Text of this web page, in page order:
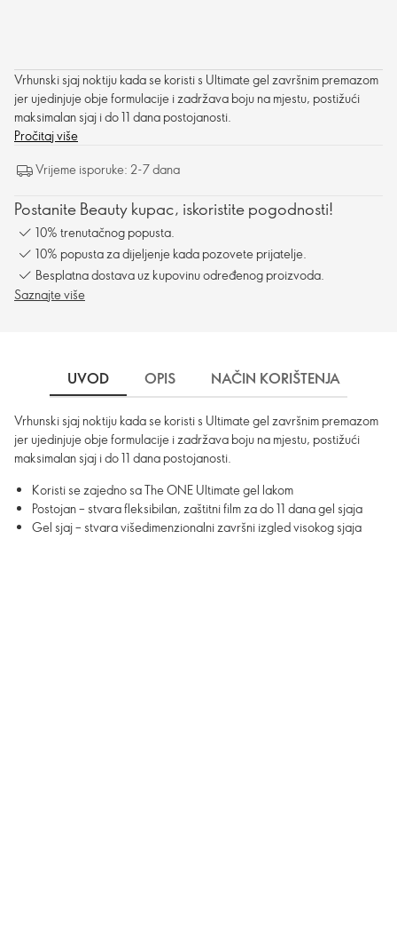
Vrhunski sjaj noktiju kada se koristi s Ultimate gel završnim premazom
jer ujedinjuje obje formulacije i zadržava boju na mjestu, postižući
maksimalan sjaj i do 11 dana postojanosti.
Pročitaj više
Vrijeme isporuke: 2-7 dana
Postanite Beauty kupac, iskoristite pogodnosti!
10% trenutačnog popusta.
10% popusta za dijeljenje kada pozovete prijatelje.
Besplatna dostava uz kupovinu određenog proizvoda.
Saznajte više
UVOD OPIS NAČIN KORIŠTENJA
Vrhunski sjaj noktiju kada se koristi s Ultimate gel završnim premazom
jer ujedinjuje obje formulacije i zadržava boju na mjestu, postižući
maksimalan sjaj i do 11 dana postojanosti.
Koristi se zajedno sa The ONE Ultimate gel lakom
Postojan – stvara fleksibilan, zaštitni film za do 11 dana gel sjaja
Gel sjaj – stvara višedimenzionalni završni izgled visokog sjaja